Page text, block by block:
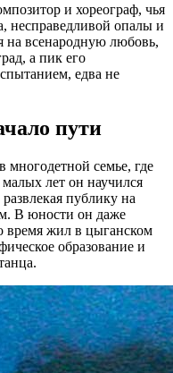
и хореограф, чья
несправедливой опалы и
всенародную любовь,
а пик его
едва не
пути
многодетной семье, где
лет он научился
публику на
В юности он даже
время жил в цыганском
образование и